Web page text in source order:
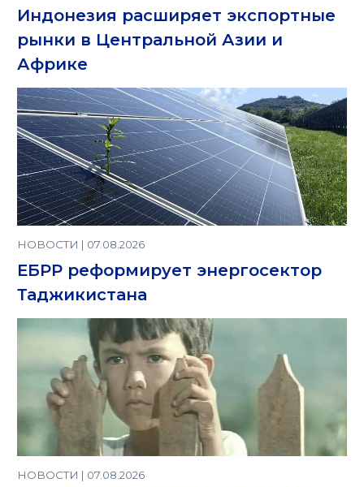
Индонезия расширяет экспортные
рынки в Центральной Азии и
Африке
НОВОСТИ | 07.08.2026
ЕБРР реформирует энергосектор
Таджикистана
НОВОСТИ | 07.08.2026